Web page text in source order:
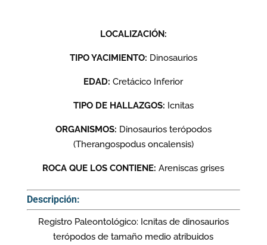
Yacimientos / Villar del Río (Fuentesalvo), Soria
LOCALIZACIÓN:
TIPO YACIMIENTO: Dinosaurios
EDAD:Cretácico Inferior
TIPO DE HALLAZGOS: Icnitas
ORGANISMOS: Dinosaurios terópodos
(Therangospodus oncalensis)
ROCA QUE LOS CONTIENE:Areniscas grises
Descripción:
Registro Paleontológico: Icnitas de dinosaurios
terópodos de tamaño medio atribuidos